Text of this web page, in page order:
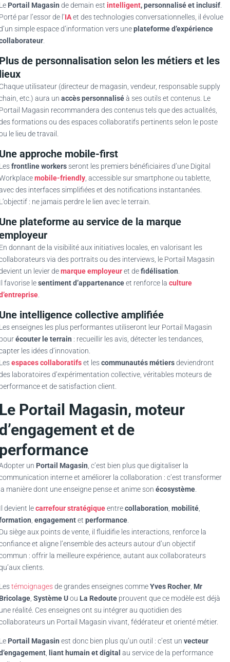
Portail Magasin de demain est intelligent, personnalisé et inclusif
par l’essor de l’IAet des technologies conversationnelles, il évolue
simple espace d’information vers uneplateforme d’expérience
de personnalisation selon les métiers et les
utilisateur (directeur de magasin, vendeur, responsable supply
etc.) aura un accès personnaliséà ses outils et contenus. Le
Magasin recommandera des contenus tels que des actualités,
formations ou des espaces collaboratifs pertinents selon le poste
le lieu de travail.
approche mobile-first
frontline workersseront les premiers bénéficiaires d’une Digital
mobile-friendly , accessible sur smartphone ou tablette,
des interfaces simplifiées et des notifications instantanées.
: ne jamais perdre le lien avec le terrain.
plateforme au service de la marque
donnant de la visibilité aux initiatives locales, en valorisant les
via des portraits ou des interviews, le Portail Magasin
un levier demarque employeuret defidélisation
favorise lesentiment d’appartenanceet renforce la culture
intelligence collective amplifiée
enseignes les plus performantes utiliseront leur Portail Magasin
écouter le terrain : recueillir les avis, détecter les tendances,
les idées d’innovation.
espaces collaboratifset lescommunautés métiersdeviendront
laboratoires d’expérimentation collective, véritables moteurs de
et de satisfaction client.
Portail Magasin, moteur
et de
un Portail Magasin , c’est bien plus que digitaliser la
interne et améliorer la collaboration : c’est transformer
manière dont une enseigne pense et anime son écosystème
devient lecarrefour stratégiqueentrecollaboration mobilité
engagementet performance
siège aux points de vente, il fluidifie les interactions, renforce la
et aligne l’ensemble des acteurs autour d’un objectif
: offrir la meilleure expérience, autant aux collaborateurs
clients.
témoignagesde grandes enseignes commeYves Rocher Mr
Système Uou La Redoute prouvent que ce modèle est déjà
réalité. Ces enseignes ont su intégrer au quotidien des
un Portail Magasin vivant, fédérateur et orienté métier.
Portail Magasin est donc bien plus qu’un outil : c’est un vecteur
liant humain et digital au service de la performance